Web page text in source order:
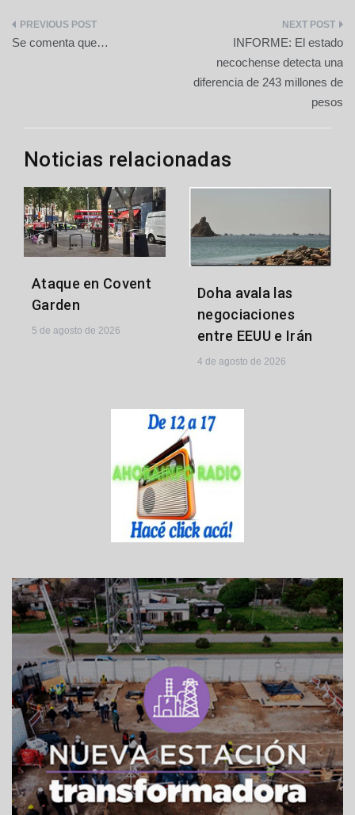
Navegación
Se comenta que…
INFORME: El estado
necochense detecta una
diferencia de 243 millones de
pesos
Noticias relacionadas
Ataque en Covent
Garden
5 de agosto de 2026
Doha avala las
negociaciones
entre EEUU e Irán
4 de agosto de 2026